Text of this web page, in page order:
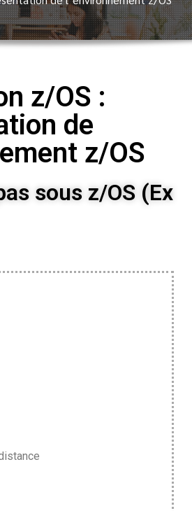
z/OS :
de
z/OS
sous z/OS (Ex